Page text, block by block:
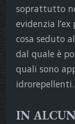
soprattutto
evidenzia
cosa seduto
dal quale è
quali sono
idrorepellenti.
IN